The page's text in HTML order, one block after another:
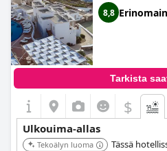
8,8
Tarkista
$
Ulkouima-allas
Tekoälyn luoma
Tässä